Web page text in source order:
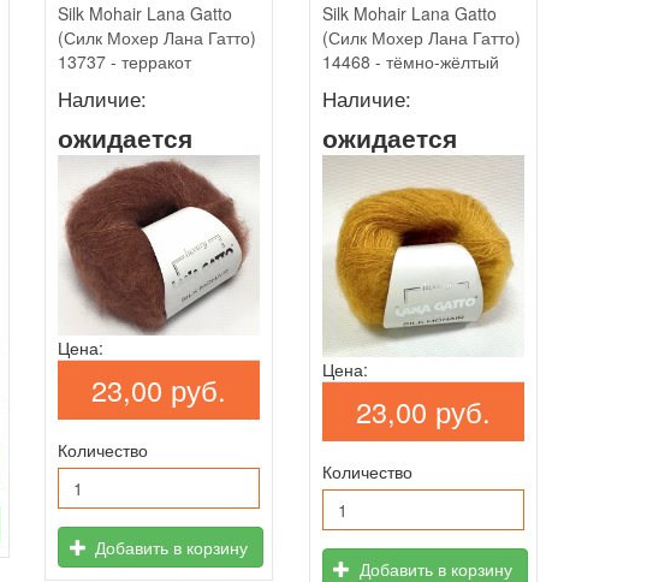
Silk Mohair Lana Gatto
(Силк Мохер Лана Гатто)
13737 - терракот
Наличие:
ожидается
Цена:
23,00 руб.
Количество
Добавить в корзину
Silk Mohair Lana Gatto
(Силк Мохер Лана Гатто)
14468 - тёмно-жёлтый
Наличие:
ожидается
Цена:
23,00 руб.
Количество
Добавить в корзину